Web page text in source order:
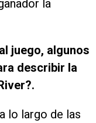
la
juego, algunos
describir la
lo largo de las